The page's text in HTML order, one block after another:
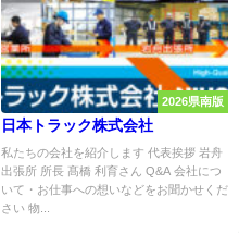
2026県南版
日本トラック株式会社
私たちの会社を紹介します 代表挨拶 岩舟
出張所 所長 髙橋 利育さん Q&A 会社につ
いて・お仕事への想いなどをお聞かせくだ
さい 物...